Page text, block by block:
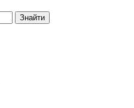
Знайти